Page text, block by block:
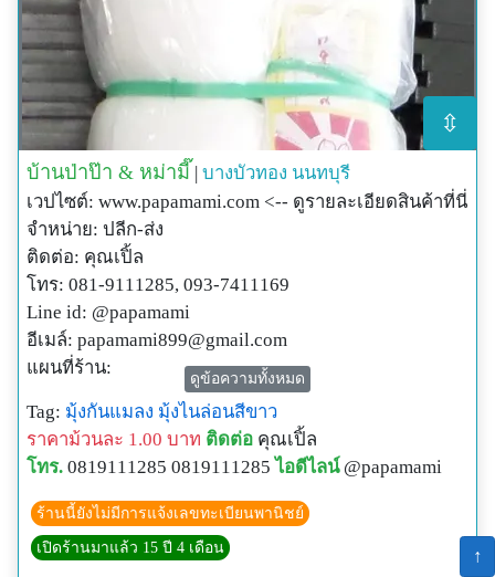
⇳
บ้านป่าป๊า & หม่ามี๊ | บางบัวทอง นนทบุรี
เวปไซต์: www.papamami.com <-- ดูรายละเอียดสินค้าที่นี่
จำหน่าย: ปลีก-ส่ง
ติดต่อ: คุณเปิ้ล
โทร: 081-9111285, 093-7411169
Line id: @papamami
อีเมล์: papamami899@gmail.com
แผนที่ร้าน:
http://www.papamami.com/index.phplay=show&ac=arti
cle&Id=539360476
พิกัดGPSของร้าน:
N13o54' 12.3"
E100o24' 27.8"
ดูข้อความทั้งหมด
Tag: มุ้งกันแมลง มุ้งไนล่อนสีขาว
ราคาม้วนละ 1.00 บาท ติดต่อ คุณเปิ้ล
โทร. 0819111285 0819111285 ไอดีไลน์ @papamami
ร้านนี้ยังไม่มีการแจ้งเลขทะเบียนพานิชย์
เปิดร้านมาแล้ว 15 ปี 4 เดือน ↑